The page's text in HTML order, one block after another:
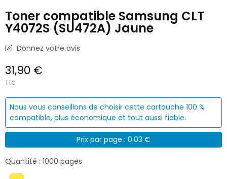
Toner compatible Samsung CLT
Y4072S (SU472A) Jaune
Donnez votre avis
31,90 €
TTC
Nous vous conseillons de choisir cette cartouche 100 %
compatible, plus économique et tout aussi fiable.
Prix par page : 0.03 €
Quantité : 1000 pages